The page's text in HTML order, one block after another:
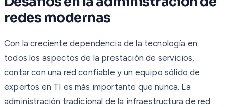
redes modernas
Con la creciente dependencia de la tecnología en
todos los aspectos de la prestación de servicios,
contar con una red confiable y un equipo sólido de
expertos en TI es más importante que nunca. La
administración tradicional de la infraestructura de red